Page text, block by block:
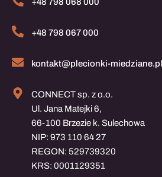
+48 798 067 000
kontakt@plecionki-miedziane.pl
CONNECT sp. z o.o.
Ul. Jana Matejki 6,
66-100 Brzezie k. Sulechowa
NIP: 973 110 64 27
REGON: 529739320
KRS: 0001129351